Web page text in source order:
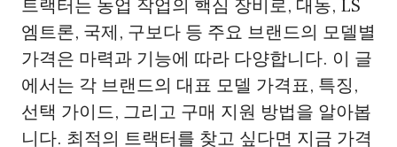
트랙터는 농업 작업의 핵심 장비로, 대동, LS
엠트론, 국제, 구보다 등 주요 브랜드의 모델별
가격은 마력과 기능에 따라 다양합니다. 이 글
에서는 각 브랜드의 대표 모델 가격표, 특징,
선택 가이드, 그리고 구매 지원 방법을 알아봅
니다. 최적의 트랙터를 찾고 싶다면 지금 가격